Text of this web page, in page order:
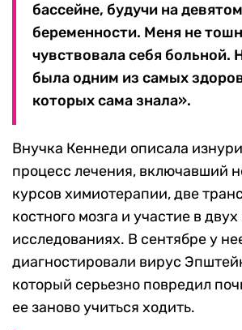
бассейне, будучи на
беременности. Меня не
чувствовала себя больной.
была одним из самых
которых сама знала».
Внучка Кеннеди описала
процесс лечения, включавший
курсов химиотерапии, две
костного мозга и участие в
исследованиях. В сентябре у
диагностировали вирус
который серьезно повредил
ее заново учиться ходить.